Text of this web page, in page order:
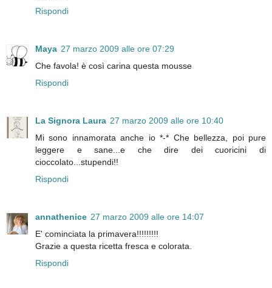
Rispondi
Maya 27 marzo 2009 alle ore 07:29
Che favola! è così carina questa mousse
Rispondi
La Signora Laura 27 marzo 2009 alle ore 10:40
Mi sono innamorata anche io *-* Che bellezza, poi pure
leggere e sane...e che dire dei cuoricini di
cioccolato...stupendi!!
Rispondi
annathenice 27 marzo 2009 alle ore 14:07
E' cominciata la primavera!!!!!!!!!
Grazie a questa ricetta fresca e colorata.
Rispondi